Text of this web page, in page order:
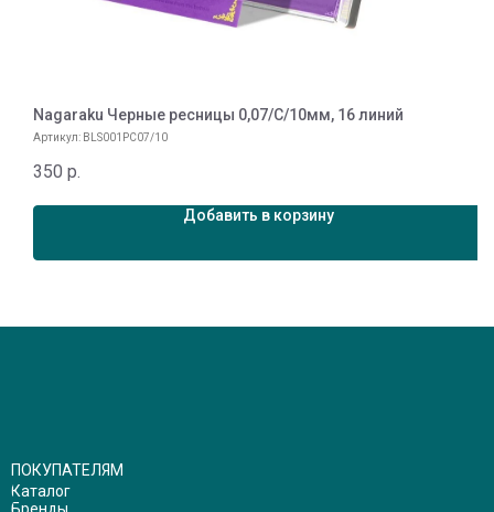
Nagaraku Черные ресницы 0,07/С/10мм, 16 линий
Артикул: BLS001PC07/10
350 р.
Добавить в корзину
ПОКУПАТЕЛЯМ
Каталог